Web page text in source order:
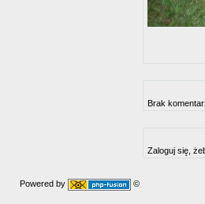
Brak
Zaloguj się,
Powered by ©